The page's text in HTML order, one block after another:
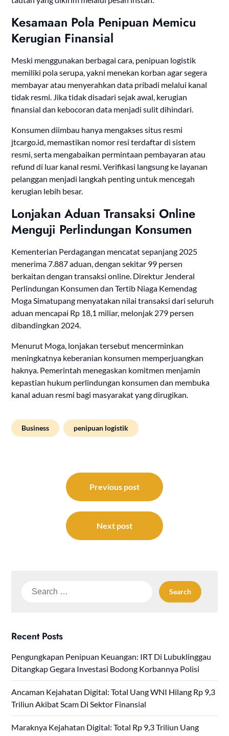
Kesamaan Pola Penipuan Memicu
Kerugian Finansial
Meski menggunakan berbagai cara, penipuan logistik
memiliki pola serupa, yakni menekan korban agar segera
membayar atau menyerahkan data pribadi melalui kanal
tidak resmi. Jika tidak disadari sejak awal, kerugian
finansial dan kebocoran data menjadi sulit dihindari.
Konsumen diimbau hanya mengakses situs resmi
jtcargo.id, memastikan nomor resi terdaftar di sistem
resmi, serta mengabaikan permintaan pembayaran atau
refund di luar kanal resmi. Verifikasi langsung ke layanan
pelanggan menjadi langkah penting untuk mencegah
kerugian lebih besar.
Lonjakan Aduan Transaksi Online
Menguji Perlindungan Konsumen
Kementerian Perdagangan mencatat sepanjang 2025
menerima 7.887 aduan, dengan sekitar 99 persen
berkaitan dengan transaksi online. Direktur Jenderal
Perlindungan Konsumen dan Tertib Niaga Kemendag
Moga Simatupang menyatakan nilai transaksi dari seluruh
aduan mencapai Rp 18,1 miliar, melonjak 279 persen
dibandingkan 2024.
Menurut Moga, lonjakan tersebut mencerminkan
meningkatnya keberanian konsumen memperjuangkan
haknya. Pemerintah menegaskan komitmen menjamin
kepastian hukum perlindungan konsumen dan membuka
kanal aduan resmi bagi masyarakat yang dirugikan.
Business penipuan logistik
navigation
Previous post
Next post
Search
Recent Posts
Pengungkapan Penipuan Keuangan: IRT Di Lubuklinggau
Ditangkap Gegara Investasi Bodong Korbannya Polisi
Ancaman Kejahatan Digital: Total Uang WNI Hilang Rp 9,3
Triliun Akibat Scam Di Sektor Finansial
Maraknya Kejahatan Digital: Total Rp 9,3 Triliun Uang